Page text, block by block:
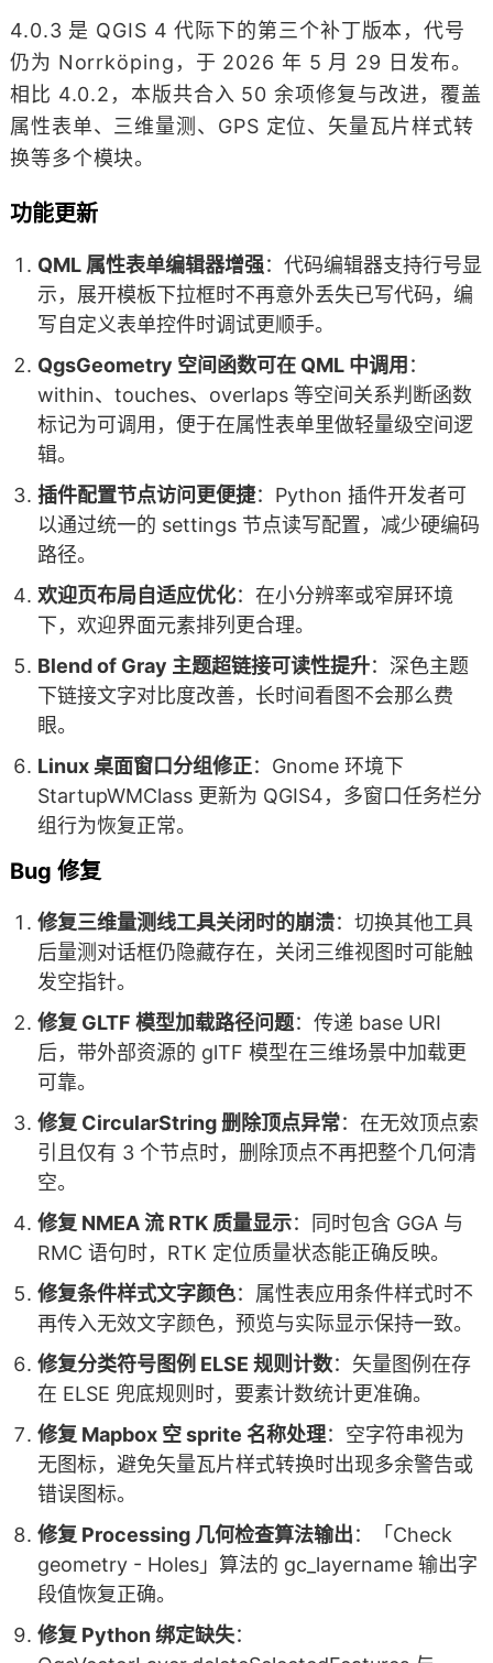
4.0.3 是 QGIS 4 代际下的第三个补丁版本，代号
仍为 Norrköping，于 2026 年 5 月 29 日发布。
相比 4.0.2，本版共合入 50 余项修复与改进，覆盖
属性表单、三维量测、GPS 定位、矢量瓦片样式转
换等多个模块。
功能更新
QML 属性表单编辑器增强：代码编辑器支持行号显
示，展开模板下拉框时不再意外丢失已写代码，编
写自定义表单控件时调试更顺手。
QgsGeometry 空间函数可在 QML 中调用 ：
within、touches、overlaps 等空间关系判断函数
标记为可调用，便于在属性表单里做轻量级空间逻
辑。
插件配置节点访问更便捷：Python 插件开发者可
以通过统一的 settings 节点读写配置，减少硬编码
路径。
欢迎页布局自适应优化：在小分辨率或窄屏环境
下，欢迎界面元素排列更合理。
Blend of Gray 主题超链接可读性提升：深色主题
下链接文字对比度改善，长时间看图不会那么费
眼。
Linux 桌面窗口分组修正：Gnome 环境下
StartupWMClass 更新为 QGIS4，多窗口任务栏分
组行为恢复正常。
Bug 修复
修复三维量测线工具关闭时的崩溃：切换其他工具
后量测对话框仍隐藏存在，关闭三维视图时可能触
发空指针。
修复 GLTF 模型加载路径问题：传递 base URI
后，带外部资源的 glTF 模型在三维场景中加载更
可靠。
修复 CircularString 删除顶点异常：在无效顶点索
引且仅有 3 个节点时，删除顶点不再把整个几何清
空。
修复 NMEA 流 RTK 质量显示：同时包含 GGA 与
RMC 语句时，RTK 定位质量状态能正确反映。
修复条件样式文字颜色：属性表应用条件样式时不
再传入无效文字颜色，预览与实际显示保持一致。
修复分类符号图例 ELSE 规则计数：矢量图例在存
在 ELSE 兜底规则时，要素计数统计更准确。
修复 Mapbox 空 sprite 名称处理：空字符串视为
无图标，避免矢量瓦片样式转换时出现多余警告或
错误图标。
修复 Processing 几何检查算法输出：「Check
geometry - Holes」算法的 gc_layername 输出字
段值恢复正确。
修复 Python 绑定缺失：